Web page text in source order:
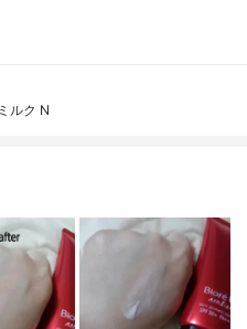
ルク N